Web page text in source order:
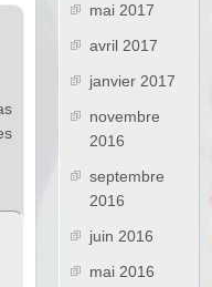
mai 2017
avril 2017
janvier 2017
novembre
2016
septembre
2016
juin 2016
mai 2016